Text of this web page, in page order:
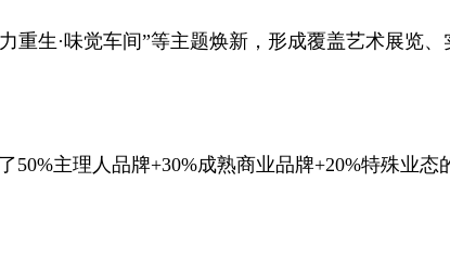
重生·味觉车间”等主题焕新，形成覆盖艺术展览
主理人品牌+30%成熟商业品牌+20%特殊业